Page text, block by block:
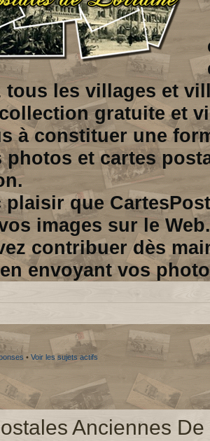
tous les villages et
gratuite et
à constituer une
photos et cartes
plaisir que
images sur le Web.
contribuer dès
envoyant vos
• Voir les sujets actifs
Anciennes